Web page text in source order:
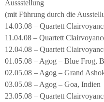
Aussstellung
(mit Führung durch die
14.03.08 – Quartett
11.04.08 – Quartett
12.04.08 – Quartett
01.05.08 – Agog – Blue Frog,
02.05.08 – Agog – Grand
03.05.08 – Agog – Goa, Indien
23.05.08 – Quartett